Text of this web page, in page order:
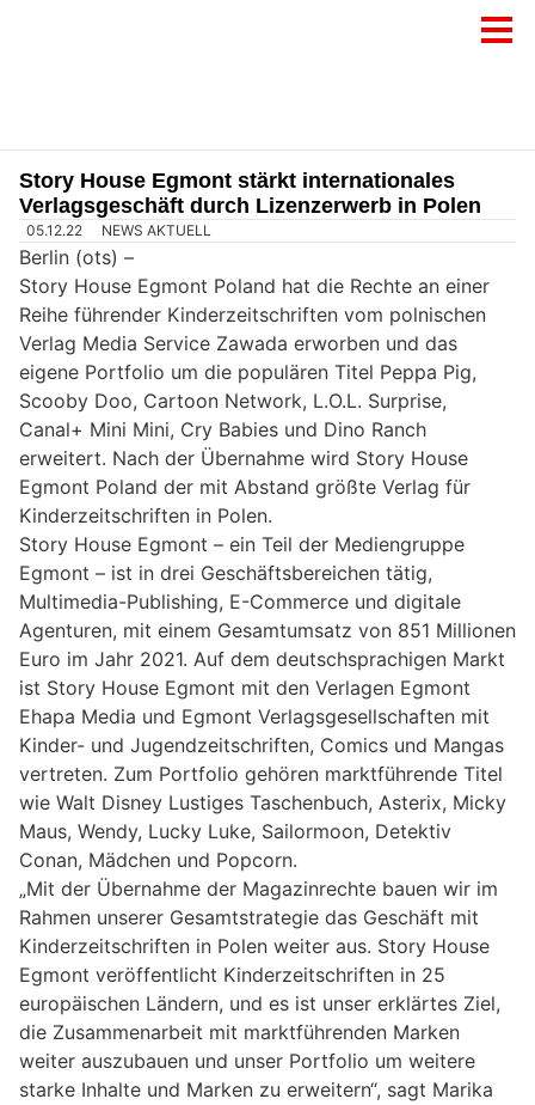
Story House Egmont stärkt internationales
Verlagsgeschäft durch Lizenzerwerb in Polen
05.12.22 NEWS AKTUELL
Berlin (ots) –
Story House Egmont Poland hat die Rechte an einer
Reihe führender Kinderzeitschriften vom polnischen
Verlag Media Service Zawada erworben und das
eigene Portfolio um die populären Titel Peppa Pig,
Scooby Doo, Cartoon Network, L.O.L. Surprise,
Canal+ Mini Mini, Cry Babies und Dino Ranch
erweitert. Nach der Übernahme wird Story House
Egmont Poland der mit Abstand größte Verlag für
Kinderzeitschriften in Polen.
Story House Egmont – ein Teil der Mediengruppe
Egmont – ist in drei Geschäftsbereichen tätig,
Multimedia-Publishing, E-Commerce und digitale
Agenturen, mit einem Gesamtumsatz von 851 Millionen
Euro im Jahr 2021. Auf dem deutschsprachigen Markt
ist Story House Egmont mit den Verlagen Egmont
Ehapa Media und Egmont Verlagsgesellschaften mit
Kinder- und Jugendzeitschriften, Comics und Mangas
vertreten. Zum Portfolio gehören marktführende Titel
wie Walt Disney Lustiges Taschenbuch, Asterix, Micky
Maus, Wendy, Lucky Luke, Sailormoon, Detektiv
Conan, Mädchen und Popcorn.
„Mit der Übernahme der Magazinrechte bauen wir im
Rahmen unserer Gesamtstrategie das Geschäft mit
Kinderzeitschriften in Polen weiter aus. Story House
Egmont veröffentlicht Kinderzeitschriften in 25
europäischen Ländern, und es ist unser erklärtes Ziel,
die Zusammenarbeit mit marktführenden Marken
weiter auszubauen und unser Portfolio um weitere
starke Inhalte und Marken zu erweitern“, sagt Marika